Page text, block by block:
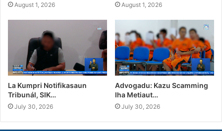
August 1, 2026 August 1, 2026
La Kumpri Notifikasaun
Tribunál, SIK…
July 30, 2026
Advogadu: Kazu Scamming
Iha Metiaut…
July 30, 2026